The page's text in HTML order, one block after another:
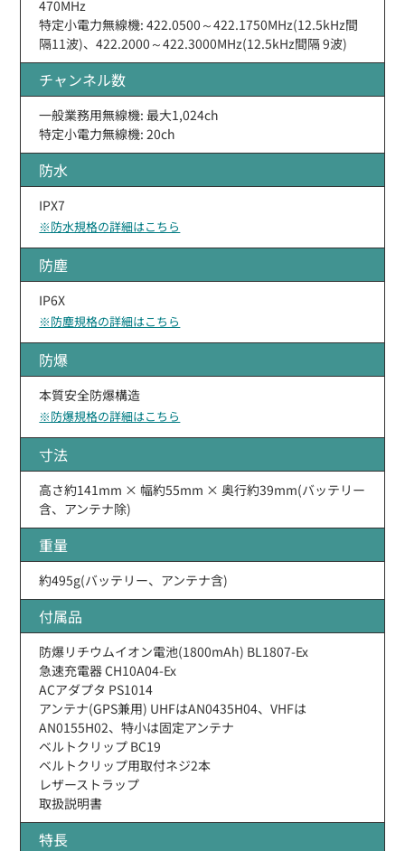
470MHz
特定小電力無線機: 422.0500～422.1750MHz(12.5kHz間
隔11波)、422.2000～422.3000MHz(12.5kHz間隔 9波)
チャンネル数
一般業務用無線機: 最大1,024ch
特定小電力無線機: 20ch
防水
IPX7
※防水規格の詳細はこちら
防塵
IP6X
※防塵規格の詳細はこちら
防爆
本質安全防爆構造
※防爆規格の詳細はこちら
寸法
高さ約141mm × 幅約55mm × 奥行約39mm(バッテリー
含、アンテナ除)
重量
約495g(バッテリー、アンテナ含)
付属品
防爆リチウムイオン電池(1800mAh) BL1807-Ex
急速充電器 CH10A04-Ex
ACアダプタ PS1014
アンテナ(GPS兼用) UHFはAN0435H04、VHFは
AN0155H02、特小は固定アンテナ
ベルトクリップ BC19
ベルトクリップ用取付ネジ2本
レザーストラップ
取扱説明書
特長